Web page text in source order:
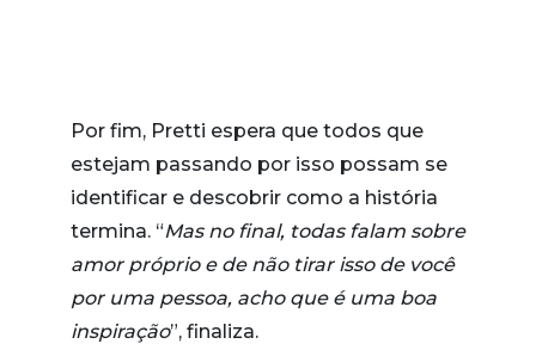
Por fim, Pretti espera que todos que
estejam passando por isso possam se
identificar e descobrir como a história
termina. “Mas no final, todas falam sobre
amor próprio e de não tirar isso de você
por uma pessoa, acho que é uma boa
inspiração”, finaliza.